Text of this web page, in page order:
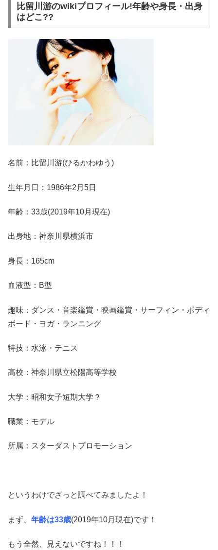
比留川游のwikiプロフィール!年齢や身長・出身
はどこ??
名前：比留川游(ひるかわゆう)
生年月日：1986年2月5日
年齢：33歳(2019年10月現在)
出身地：神奈川県横浜市
身長：165cm
血液型：B型
趣味：ダンス・音楽鑑賞・映画鑑賞・サーフィン・ボディ
ボード・ヨガ・ランニング
特技：水泳・テニス
高校：神奈川県立松陽高等学校
大学：昭和女子短期大学？
職業：モデル
所属：スターダストプロモーション
というわけでざっと調べてみましたよ！
まず、 年齢は33歳(2019年10月現在)です！
もう全然、見えないですね！！！